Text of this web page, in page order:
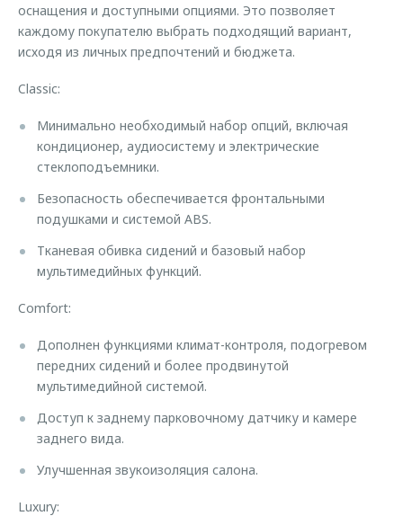
Аксессуары
Одежда и сувениры
Трейд-ин
Калькулятор трейд-ин
O&J Автоклуб
Клуб владельцев OMODA
Одежда и сувениры
Оригинальные аксессуары
Запчасти
оснащения и доступными опциями. Это позволяет
каждому покупателю выбрать подходящий вариант,
исходя из личных предпочтений и бюджета.
Classic:
Минимально необходимый набор опций, включая
кондиционер, аудиосистему и электрические
стеклоподъемники.
Безопасность обеспечивается фронтальными
подушками и системой ABS.
Тканевая обивка сидений и базовый набор
мультимедийных функций.
Comfort:
Дополнен функциями климат-контроля, подогревом
передних сидений и более продвинутой
мультимедийной системой.
Доступ к заднему парковочному датчику и камере
заднего вида.
Улучшенная звукоизоляция салона.
Luxury: